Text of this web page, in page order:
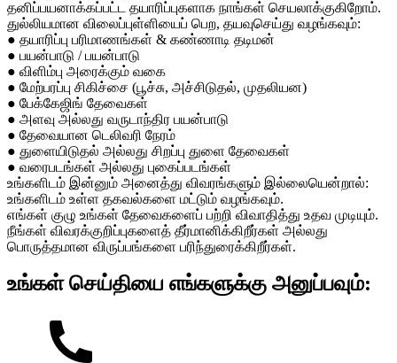
தனிப்பயனாக்கப்பட்ட தயாரிப்புகளாக நாங்கள் செயலாக்குகிறோம்.
துல்லியமான விலைப்புள்ளியைப் பெற, தயவுசெய்து வழங்கவும்:
● தயாரிப்பு பரிமாணங்கள் & கண்ணாடி தடிமன்
● பயன்பாடு / பயன்பாடு
● விளிம்பு அரைக்கும் வகை
● மேற்பரப்பு சிகிச்சை (பூச்சு, அச்சிடுதல், முதலியன)
● பேக்கேஜிங் தேவைகள்
● அளவு அல்லது வருடாந்திர பயன்பாடு
● தேவையான டெலிவரி நேரம்
● துளையிடுதல் அல்லது சிறப்பு துளை தேவைகள்
● வரைபடங்கள் அல்லது புகைப்படங்கள்
உங்களிடம் இன்னும் அனைத்து விவரங்களும் இல்லையென்றால்:
உங்களிடம் உள்ள தகவல்களை மட்டும் வழங்கவும்.
எங்கள் குழு உங்கள் தேவைகளைப் பற்றி விவாதித்து உதவ முடியும்.
நீங்கள் விவரக்குறிப்புகளைத் தீர்மானிக்கிறீர்கள் அல்லது
பொருத்தமான விருப்பங்களை பரிந்துரைக்கிறீர்கள்.
உங்கள் செய்தியை எங்களுக்கு அனுப்பவும்: